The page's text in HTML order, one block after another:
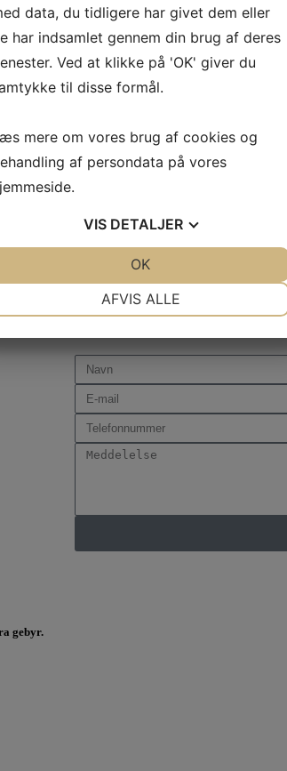
gebyr.
data, du tidligere har givet dem eller
har indsamlet gennem din brug af deres
Ved at klikke på 'OK' giver du
til disse formål.
mere om vores brug af cookies og
af persondata på vores
VIS DETALJER
MARKETING STATISTIK
AFVIS ALLE
OK